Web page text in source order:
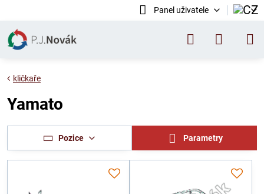
Panel uživatele
kličkaře
Yamato
Pozice Parametry